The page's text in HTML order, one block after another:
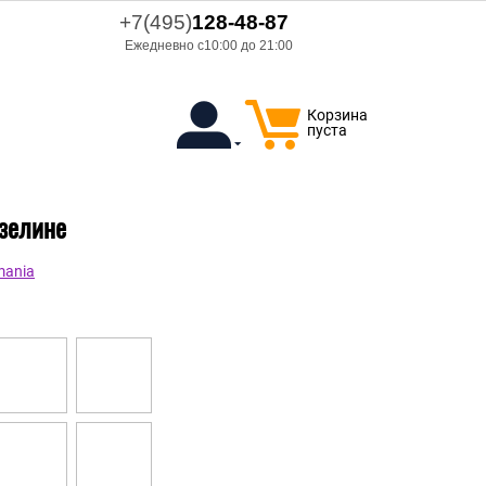
+7(495)128-48-87
Ежедневно с10:00 до 21:00
Корзина
пуста